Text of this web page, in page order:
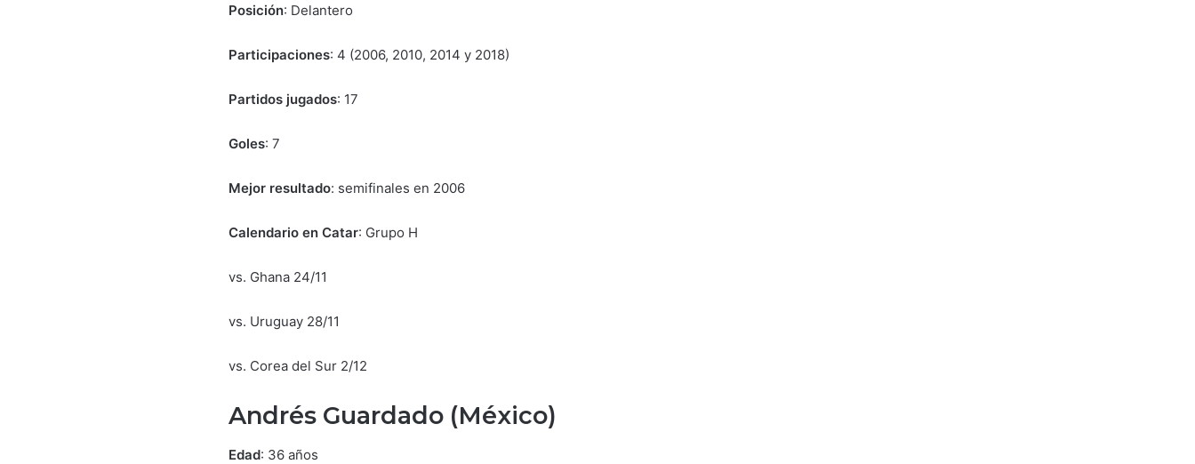
Posición: Delantero
Participaciones: 4 (2006, 2010, 2014 y 2018)
Partidos jugados: 17
Goles: 7
Mejor resultado: semifinales en 2006
Calendario en Catar: Grupo H
vs. Ghana 24/11
vs. Uruguay 28/11
vs. Corea del Sur 2/12
Andrés Guardado (México)
Edad: 36 años